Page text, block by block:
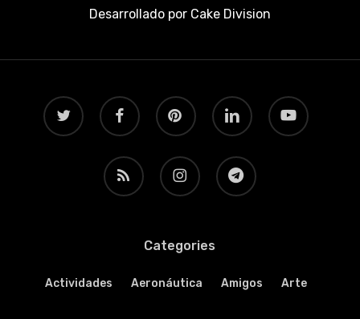
Desarrollado porCake Division
twitter facebook pinterest linkedin youtube
RSS instagram telegram
Categories
Actividades Aeronáutica Amigos Arte